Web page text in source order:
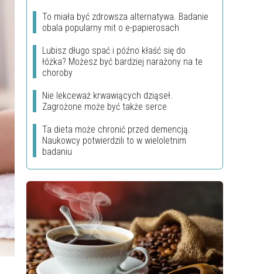
To miała być zdrowsza alternatywa. Badanie
obala popularny mit o e-papierosach
Lubisz długo spać i późno kłaść się do
łóżka? Możesz być bardziej narażony na te
choroby
Nie lekceważ krwawiących dziąseł.
Zagrożone może być także serce
Ta dieta może chronić przed demencją.
Naukowcy potwierdzili to w wieloletnim
badaniu